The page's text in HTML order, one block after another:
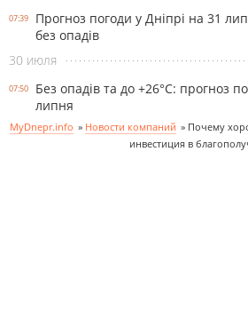
07:39
Прогноз погоди у Дніпрі на 31
без опадів
30 июля
07:50
Без опадів та до +26°С: прогноз
липня
MyDnepr.info » Новости компаний » Почему
инвестиция в